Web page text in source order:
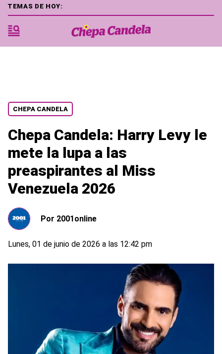
CHEPA CANDELA
Chepa Candela: Harry Levy le
mete la lupa a las
preaspirantes al Miss
Venezuela 2026
Por 2001online
Lunes, 01 de junio de 2026 a las 12:42 pm
TEMAS DE HOY: